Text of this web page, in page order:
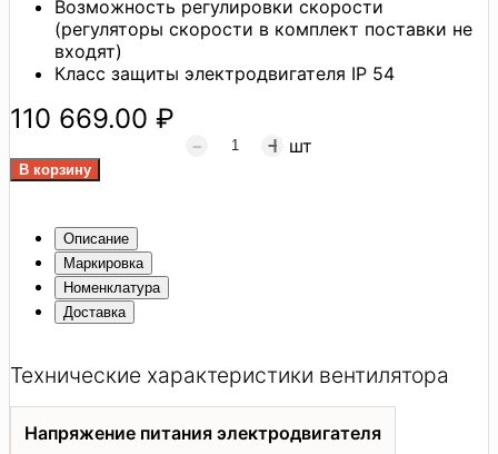
Возможность регулировки скорости
(регуляторы скорости в комплект поставки не
входят)
Класс защиты электродвигателя IP 54
110 669.00 ₽
шт
Описание
Маркировка
Номенклатура
Доставка
Технические характеристики вентилятора
Напряжение питания электродвигателя